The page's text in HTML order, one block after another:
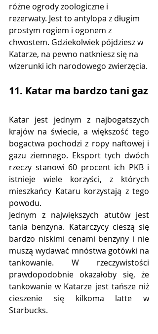
różne ogrody zoologiczne i
rezerwaty. Jest to antylopa z długim
prostym rogiem i ogonem z
chwostem. Gdziekolwiek pójdziesz w
Katarze, na pewno natkniesz się na
wizerunki ich narodowego zwierzęcia.
11. Katar ma bardzo tani gaz
Katar jest jednym z najbogatszych
krajów na świecie, a większość tego
bogactwa pochodzi z ropy naftowej i
gazu ziemnego. Eksport tych dwóch
rzeczy stanowi 60 procent ich PKB i
istnieje wiele korzyści, z których
mieszkańcy Kataru korzystają z tego
powodu.
Jednym z największych atutów jest
tania benzyna. Katarczycy cieszą się
bardzo niskimi cenami benzyny i nie
muszą wydawać mnóstwa gotówki na
tankowanie. W rzeczywistości
prawdopodobnie okazałoby się, że
tankowanie w Katarze jest tańsze niż
cieszenie się kilkoma latte w
Starbucks.